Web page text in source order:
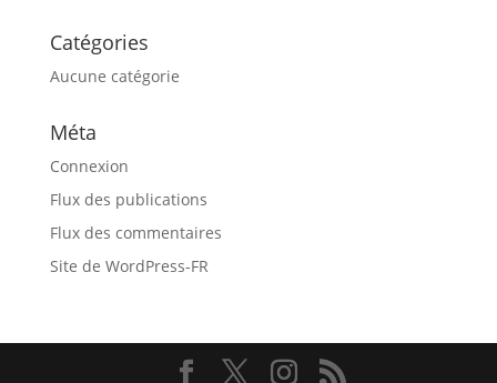
Catégories
Aucune catégorie
Méta
Connexion
Flux des publications
Flux des commentaires
Site de WordPress-FR